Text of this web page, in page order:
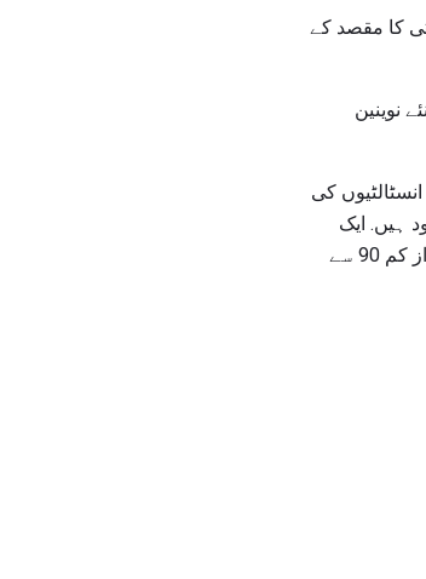
فوجی سروس ہے. آرمی کے اوسط 80،000 سالانہ بھرتی کا مقصد کے
نوینین
کو ہائی اسکول کے ڈپلومہ کے بغیر ان میں شامل ہونے کے لۓ صرف 5 فیصد انسٹالٹیوں کی
اور کم از کم 15 کالج کریڈٹ موجود ہیں. ایک
بارے میں سمجھا جائے گا، اور اگر آپ کم از کم 90 سے